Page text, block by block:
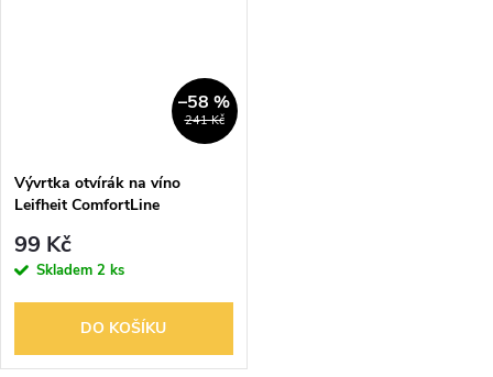
241 Kč
–58 %
Vývrtka otvírák na víno
Leifheit ComfortLine
99 Kč
Skladem 2 ks
DO KOŠÍKU